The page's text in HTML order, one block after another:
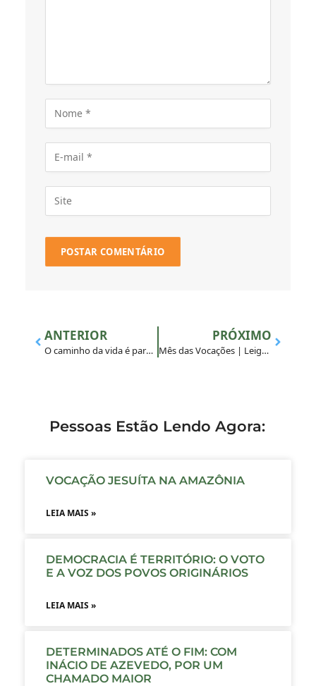
ANTERIOR
O caminho da vida é para dentro
PRÓXIMO
Mês das Vocações | Leigas/os
Pessoas Estão Lendo Agora:
VOCAÇÃO JESUÍTA NA AMAZÔNIA
LEIA MAIS »
DEMOCRACIA É TERRITÓRIO: O VOTO
E A VOZ DOS POVOS ORIGINÁRIOS
LEIA MAIS »
DETERMINADOS ATÉ O FIM: COM
INÁCIO DE AZEVEDO, POR UM
CHAMADO MAIOR